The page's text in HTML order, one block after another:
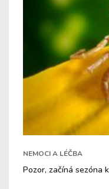
NEMOCI A LÉČBA
Pozor, začíná sezóna